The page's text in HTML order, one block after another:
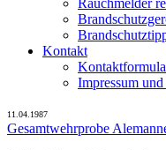
Rauchmelder
Kontakt
Impressum
11.04.1987
Gesamtwehrprobe